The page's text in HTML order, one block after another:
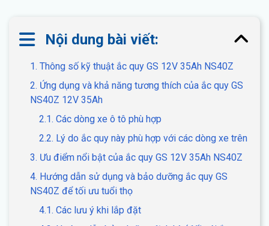
Nội dung bài viết:
1. Thông số kỹ thuật ắc quy GS 12V 35Ah NS40Z
2. Ứng dụng và khả năng tương thích của ắc quy GS
NS40Z 12V 35Ah
2.1. Các dòng xe ô tô phù hợp
2.2. Lý do ắc quy này phù hợp với các dòng xe trên
3. Ưu điểm nổi bật của ắc quy GS 12V 35Ah NS40Z
4. Hướng dẫn sử dụng và bảo dưỡng ắc quy GS
NS40Z để tối ưu tuổi thọ
4.1. Các lưu ý khi lắp đặt